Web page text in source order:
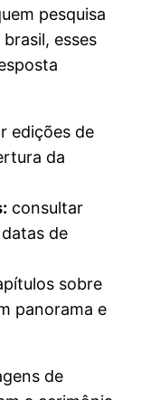
pesquisa
esses
edições de
da
consultar
de
sobre
panorama e
de